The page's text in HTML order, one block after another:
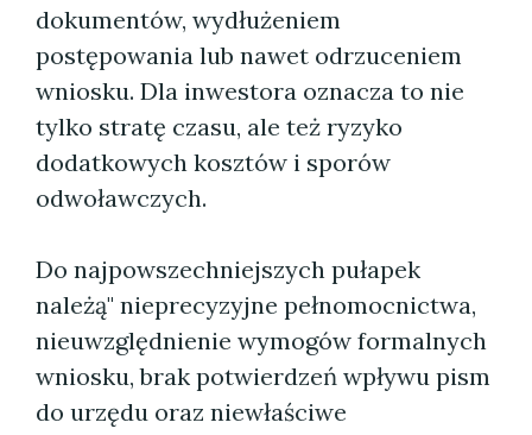
dokumentów, wydłużeniem
postępowania lub nawet odrzuceniem
wniosku. Dla inwestora oznacza to nie
tylko stratę czasu, ale też ryzyko
dodatkowych kosztów i sporów
odwoławczych.
Do najpowszechniejszych pułapek
należą" nieprecyzyjne pełnomocnictwa,
nieuwzględnienie wymogów formalnych
wniosku, brak potwierdzeń wpływu pism
do urzędu oraz niewłaściwe